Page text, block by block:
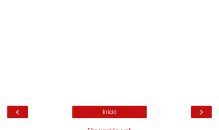
‹ ›
Inicio